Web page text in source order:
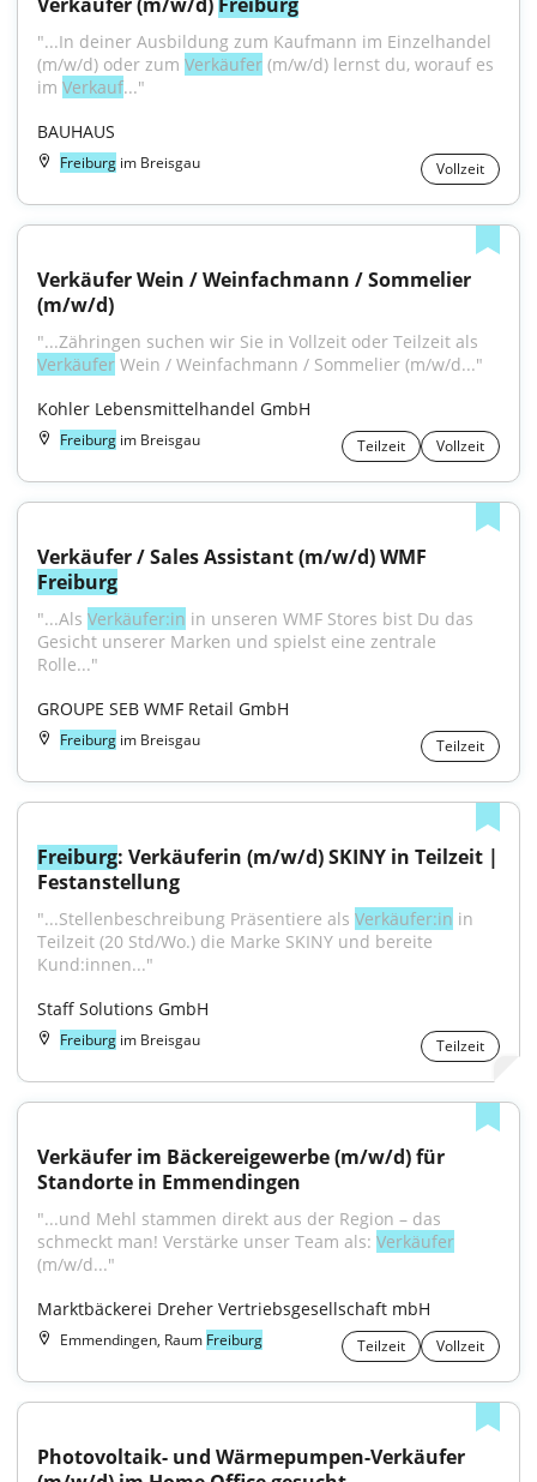
"...In deiner Ausbildung zum Kaufmann im Einzelhandel
(m/w/d) oder zum Verkäufer (m/w/d) lernst du, worauf es
im Verkauf..."
BAUHAUS
Freiburg im Breisgau Vollzeit
Verkäufer Wein / Weinfachmann / Sommelier
(m/w/d)
Verkäufer Wein / Weinfachmann / Sommelier (m/w/d..."
Kohler Lebensmittelhandel GmbH
Freiburg im Breisgau Teilzeit Vollzeit
Freiburg
"...Als Verkäufer:in in unseren WMF Stores bist Du das
Gesicht unserer Marken und spielst eine zentrale
Rolle..."
GROUPE SEB WMF Retail GmbH
Freiburg im Breisgau Teilzeit
Freiburg: Verkäuferin (m/w/d) SKINY in Teilzeit |
Festanstellung
"...Stellenbeschreibung Präsentiere als Verkäufer:in in
Teilzeit (20 Std/Wo.) die Marke SKINY und bereite
Kund:innen..."
Staff Solutions GmbH
Freiburg im Breisgau Teilzeit
Verkäufer im Bäckereigewerbe (m/w/d) für
Standorte in Emmendingen
"...und Mehl stammen direkt aus der Region – das
schmeckt man! Verstärke unser Team als: Verkäufer
(m/w/d..."
Marktbäckerei Dreher Vertriebsgesellschaft mbH
Emmendingen, Raum Freiburg Teilzeit Vollzeit
Photovoltaik- und Wärmepumpen-Verkäufer